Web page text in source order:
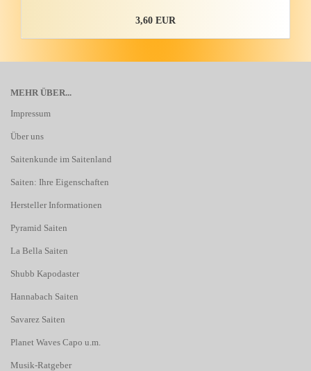
3,60 EUR
MEHR ÜBER...
Impressum
Über uns
Saitenkunde im Saitenland
Saiten: Ihre Eigenschaften
Hersteller Informationen
Pyramid Saiten
La Bella Saiten
Shubb Kapodaster
Hannabach Saiten
Savarez Saiten
Planet Waves Capo u.m.
Musik-Ratgeber